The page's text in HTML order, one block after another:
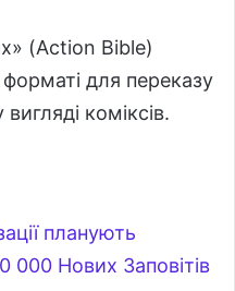
(Action Bible)
для переказу
коміксів.
планують
000 Нових Заповітів